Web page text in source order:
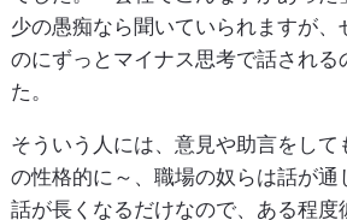
少の愚痴なら聞いていられますが、
のにずっとマイナス思考で話される
た。
そういう人には、意見や助言をし
の性格的に～、職場の奴らは話が通
話が長くなるだけなので、ある程度